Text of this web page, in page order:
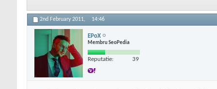
2nd February 2011, 14:46
EPoX
Membru SeoPedia
Reputatie: 39